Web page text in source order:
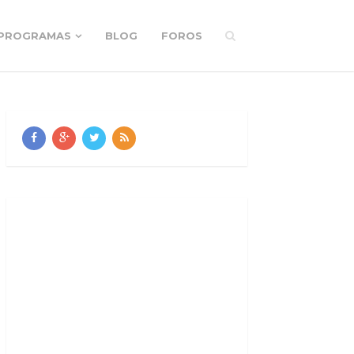
BLOG FOROS